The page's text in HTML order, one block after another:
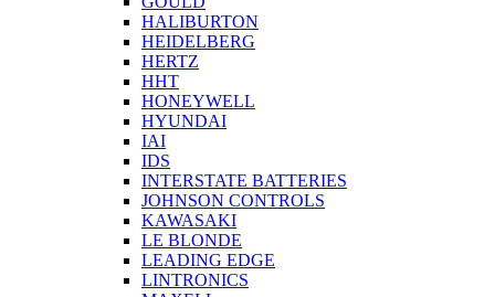
HALIBURTON
HEIDELBERG
HERTZ
HHT
HONEYWELL
HYUNDAI
IAI
IDS
INTERSTATE BATTERIES
JOHNSON CONTROLS
KAWASAKI
LE BLONDE
LEADING EDGE
LINTRONICS